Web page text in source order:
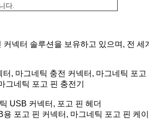
다.
넥터 솔루션을 보유하고 있으며, 전
, 마그네틱 충전 커넥터, 마그네틱 포
그네틱 포고 핀 충전기
USB 커넥터, 포고 핀 헤더
포고 핀 커넥터, 마그네틱 포고 핀 케